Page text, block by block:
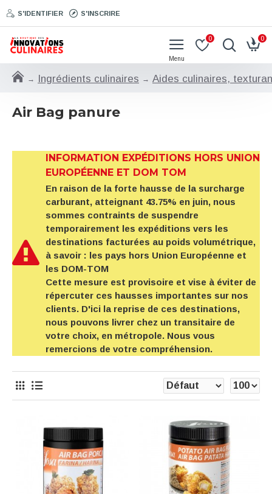
S'IDENTIFIER S'INSCRIRE
0 0
Ingrédients culinaires Aides culinaires,
Air Bag panure
INFORMATION EXPÉDITIONS HORS UNION
EUROPÉENNE ET DOM TOM
En raison de la forte hausse de la surcharge
carburant, atteignant 43.75% en juin, nous
sommes contraints de suspendre
temporairement les expéditions vers les
destinations facturées au poids volumétrique,
à savoir : les pays hors Union Européenne et
les DOM-TOM
Cette mesure est provisoire et vise à éviter de
répercuter ces hausses importantes sur nos
clients. D'ici la reprise de ces destinations,
nous pouvons livrer chez un transitaire de
votre choix, en métropole. Nous vous
remercions de votre compréhension.